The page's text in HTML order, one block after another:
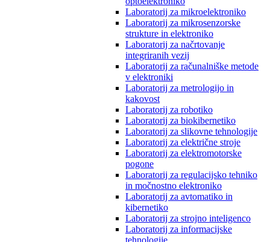
Laboratorij za mikroelektroniko
Laboratorij za mikrosenzorske
strukture in elektroniko
Laboratorij za načrtovanje
integriranih vezij
Laboratorij za računalniške metode
v elektroniki
Laboratorij za metrologijo in
kakovost
Laboratorij za robotiko
Laboratorij za biokibernetiko
Laboratorij za slikovne tehnologije
Laboratorij za električne stroje
Laboratorij za elektromotorske
pogone
Laboratorij za regulacijsko tehniko
in močnostno elektroniko
Laboratorij za avtomatiko in
kibernetiko
Laboratorij za strojno inteligenco
Laboratorij za informacijske
tehnologije